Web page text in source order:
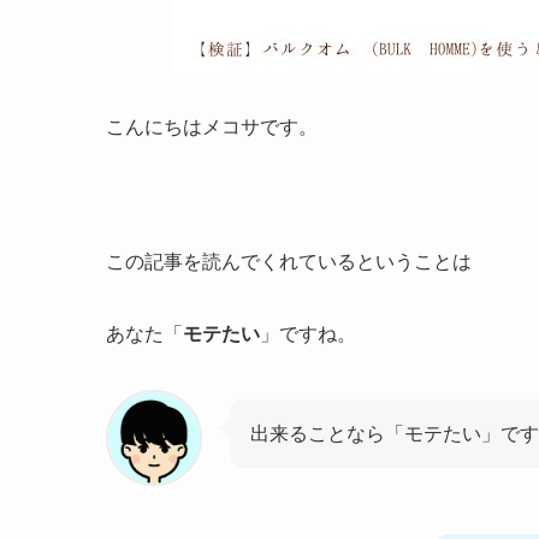
こんにちはメコサです。
この記事を読んでくれているということは
あなた「 モテたい 」ですね。
出来ることなら「モテたい」で